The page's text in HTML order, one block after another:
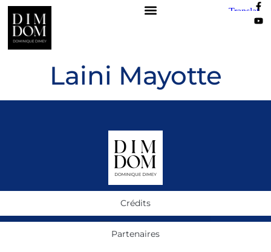
Laini Mayotte
Crédits
Partenaires